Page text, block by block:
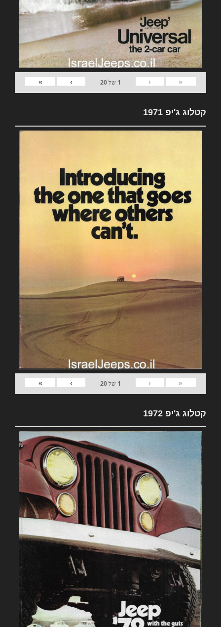
«
‹
1 של20
›
»
קטלוג ג'יפ 1971
«
‹
1 של20
›
»
קטלוג ג'יפ 1972